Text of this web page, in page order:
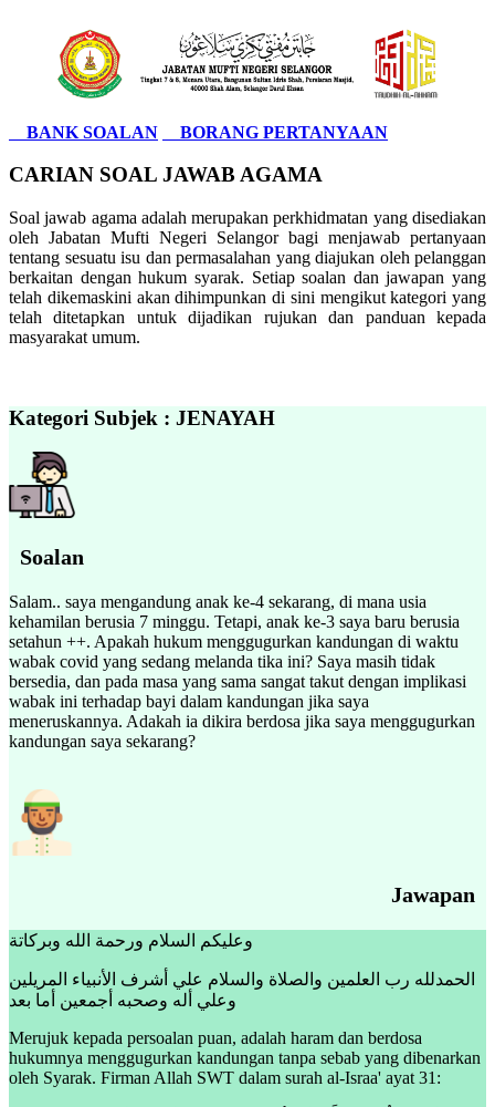
BANK SOALAN BORANG PERTANYAAN
CARIAN SOAL JAWAB AGAMA
Soal jawab agama adalah merupakan perkhidmatan yang disediakan
oleh Jabatan Mufti Negeri Selangor bagi menjawab pertanyaan
tentang sesuatu isu dan permasalahan yang diajukan oleh pelanggan
berkaitan dengan hukum syarak. Setiap soalan dan jawapan yang
telah dikemaskini akan dihimpunkan di sini mengikut kategori yang
telah ditetapkan untuk dijadikan rujukan dan panduan kepada
masyarakat umum.
Kategori Subjek : JENAYAH
Soalan
Salam.. saya mengandung anak ke-4 sekarang, di mana usia
kehamilan berusia 7 minggu. Tetapi, anak ke-3 saya baru berusia
setahun ++. Apakah hukum menggugurkan kandungan di waktu
wabak covid yang sedang melanda tika ini? Saya masih tidak
bersedia, dan pada masa yang sama sangat takut dengan implikasi
wabak ini terhadap bayi dalam kandungan jika saya
meneruskannya. Adakah ia dikira berdosa jika saya menggugurkan
kandungan saya sekarang?
Jawapan
وعليكم السلام ورحمة الله وبركاتة
الحمدلله رب العلمين والصلاة والسلام علي أشرف الأنبياء المريلين
وعلي أله وصحبه أجمعين أما بعد
Merujuk kepada persoalan puan, adalah haram dan berdosa
hukumnya menggugurkan kandungan tanpa sebab yang dibenarkan
oleh Syarak. Firman Allah SWT dalam surah al-Israa' ayat 31: